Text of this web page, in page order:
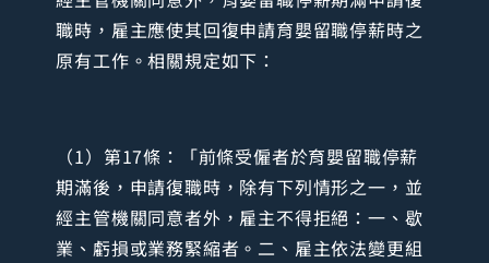
職時，雇主應使其回復申請育嬰留職停薪時之
原有工作。相關規定如下：
（1）第17條：「前條受僱者於育嬰留職停薪
期滿後，申請復職時，除有下列情形之一，並
經主管機關同意者外，雇主不得拒絕：一、歇
業、虧損或業務緊縮者。二、雇主依法變更組